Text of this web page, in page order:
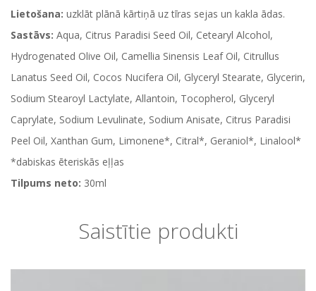
Lietošana: uzklāt plānā kārtiņā uz tīras sejas un kakla ādas.
Sastāvs: Aqua, Citrus Paradisi Seed Oil, Cetearyl Alcohol,
Hydrogenated Olive Oil, Camellia Sinensis Leaf Oil, Citrullus
Lanatus Seed Oil, Cocos Nucifera Oil, Glyceryl Stearate, Glycerin,
Sodium Stearoyl Lactylate, Allantoin, Tocopherol, Glyceryl
Caprylate, Sodium Levulinate, Sodium Anisate, Citrus Paradisi
Peel Oil, Xanthan Gum, Limonene*, Citral*, Geraniol*, Linalool*
*dabiskas ēteriskās eļļas
Tilpums neto: 30ml
Saistītie produkti